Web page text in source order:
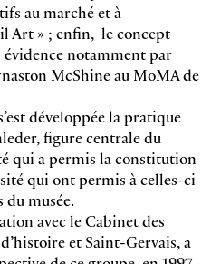
au marché et à
Art » ; enfin, le concept
notamment par
McShine au MoMA de
développée la pratique
figure centrale du
qui a permis la constitution
qui ont permis à celles-ci
du musée.
avec le Cabinet des
et Saint-Gervais, a